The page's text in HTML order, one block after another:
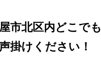
市北区内どこでも
掛けください！